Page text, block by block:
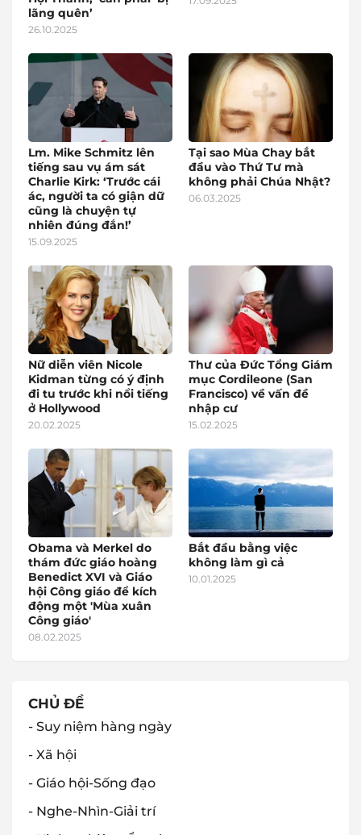
lãng quên’
26.10.2025
Lm. Mike Schmitz lên
tiếng sau vụ ám sát
Charlie Kirk: ‘Trước cái
ác, người ta có giận dữ
cũng là chuyện tự
nhiên đúng đắn!’
15.09.2025
Tại sao Mùa Chay bắt
đầu vào Thứ Tư mà
không phải Chúa Nhật?
06.03.2025
Nữ diễn viên Nicole
Kidman từng có ý định
đi tu trước khi nổi tiếng
ở Hollywood
20.02.2025
Thư của Đức Tổng Giám
mục Cordileone (San
Francisco) về vấn đề
nhập cư
15.02.2025
Obama và Merkel do
thám đức giáo hoàng
Benedict XVI và Giáo
hội Công giáo để kích
động một 'Mùa xuân
Công giáo'
08.02.2025
Bắt đầu bằng việc
không làm gì cả
10.01.2025
CHỦ ĐỀ
- Suy niệm hàng ngày
- Xã hội
- Giáo hội-Sống đạo
- Nghe-Nhìn-Giải trí